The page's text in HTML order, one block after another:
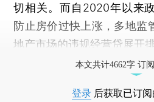
切相关。而自2020年以来
防止房价过快上涨，多地监
地产市场的违规经营贷展开排
本文共计4662字 订
登录 后获取已订